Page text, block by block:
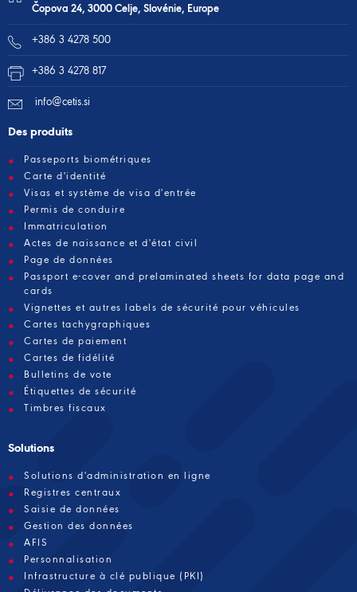
Čopova 24, 3000 Celje, Slovénie, Europe
+386 3 4278 500
+386 3 4278 817
info@cetis.si
Des produits
Passeports biométriques
Carte d'identité
Visas et système de visa d'entrée
Permis de conduire
Immatriculation
Actes de naissance et d'état civil
Page de données
Passport e-cover and prelaminated sheets for data page and
cards
Vignettes et autres labels de sécurité pour véhicules
Cartes tachygraphiques
Cartes de paiement
Cartes de fidélité
Bulletins de vote
Étiquettes de sécurité
Timbres fiscaux
Solutions
Solutions d'administration en ligne
Registres centraux
Saisie de données
Gestion des données
AFIS
Personnalisation
Infrastructure à clé publique (PKI)